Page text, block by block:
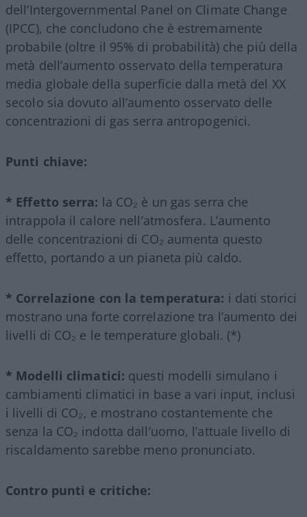
dell’Intergovernmental Panel on Climate Change
(IPCC), che concludono che è estremamente
probabile (oltre il 95% di probabilità) che più della
metà dell’aumento osservato della temperatura
media globale della superficie dalla metà del XX
secolo sia dovuto all’aumento osservato delle
concentrazioni di gas serra antropogenici.
Punti chiave:
* Effetto serra: la CO₂ è un gas serra che
intrappola il calore nell’atmosfera. L’aumento
delle concentrazioni di CO₂ aumenta questo
effetto, portando a un pianeta più caldo.
* Correlazione con la temperatura: i dati storici
mostrano una forte correlazione tra l’aumento dei
livelli di CO₂ e le temperature globali. (*)
* Modelli climatici: questi modelli simulano i
cambiamenti climatici in base a vari input, inclusi
i livelli di CO₂, e mostrano costantemente che
senza la CO₂ indotta dall’uomo, l’attuale livello di
riscaldamento sarebbe meno pronunciato.
Contro punti e critiche: